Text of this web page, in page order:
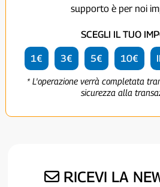
supporto è per noi
SCEGLI IL TUO
1€ 3€ 5€ 10€
* L'operazione verrà completata
sicurezza alla
RICEVI LA